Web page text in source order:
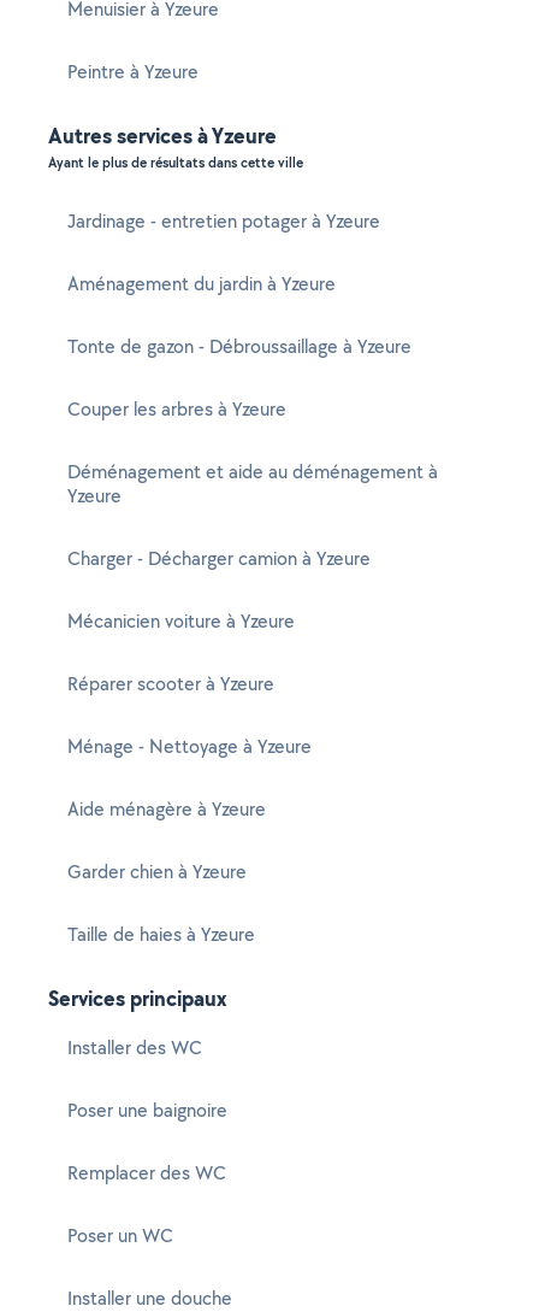
Menuisier à Yzeure
Peintre à Yzeure
Autres services à Yzeure
Ayant le plus de résultats dans cette ville
Jardinage - entretien potager à Yzeure
Aménagement du jardin à Yzeure
Tonte de gazon - Débroussaillage à Yzeure
Couper les arbres à Yzeure
Déménagement et aide au déménagement à
Yzeure
Charger - Décharger camion à Yzeure
Mécanicien voiture à Yzeure
Réparer scooter à Yzeure
Ménage - Nettoyage à Yzeure
Aide ménagère à Yzeure
Garder chien à Yzeure
Taille de haies à Yzeure
Services principaux
Installer des WC
Poser une baignoire
Remplacer des WC
Poser un WC
Installer une douche